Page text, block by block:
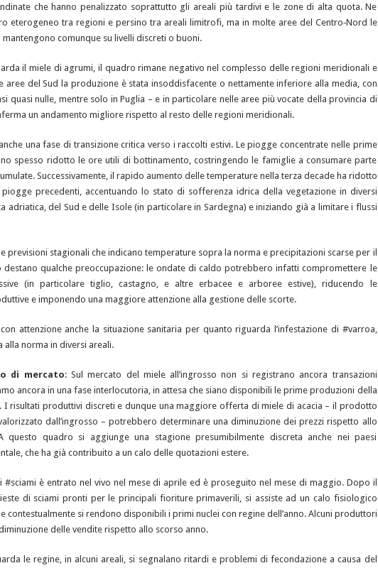
che hanno penalizzato soprattutto gli areali più tardivi e le zone di alta quota. Ne
eterogeneo tra regioni e persino tra areali limitrofi, ma in molte aree del Centro‑Nord le
mantengono comunque su livelli discreti o buoni.
il miele di agrumi, il quadro rimane negativo nel complesso delle regioni meridionali e
aree del Sud la produzione è stata insoddisfacente o nettamente inferiore alla media, con
quasi nulle, mentre solo in Puglia – e in particolare nelle aree più vocate della provincia di
un andamento migliore rispetto al resto delle regioni meridionali.
una fase di transizione critica verso i raccolti estivi. Le piogge concentrate nelle prime
spesso ridotto le ore utili di bottinamento, costringendo le famiglie a consumare parte
Successivamente, il rapido aumento delle temperature nella terza decade ha ridotto
precedenti, accentuando lo stato di sofferenza idrica della vegetazione in diversi
adriatica, del Sud e delle Isole (in particolare in Sardegna) e iniziando già a limitare i flussi
previsioni stagionali che indicano temperature sopra la norma e precipitazioni scarse per il
destano qualche preoccupazione: le ondate di caldo potrebbero infatti compromettere le
(in particolare tiglio, castagno, e altre erbacee e arboree estive), riducendo le
e imponendo una maggiore attenzione alla gestione delle scorte.
attenzione anche la situazione sanitaria per quanto riguarda l’infestazione di #varroa,
alla norma in diversi areali.
di mercato: Sul mercato del miele all’ingrosso non si registrano ancora transazioni
ancora in una fase interlocutoria, in attesa che siano disponibili le prime produzioni della
I risultati produttivi discreti e dunque una maggiore offerta di miele di acacia – il prodotto
dall’ingrosso – potrebbero determinare una diminuzione dei prezzi rispetto allo
questo quadro si aggiunge una stagione presumibilmente discreta anche nei paesi
che ha già contribuito a un calo delle quotazioni estere.
#sciami è entrato nel vivo nel mese di aprile ed è proseguito nel mese di maggio. Dopo il
di sciami pronti per le principali fioriture primaverili, si assiste ad un calo fisiologico
contestualmente si rendono disponibili i primi nuclei con regine dell’anno. Alcuni produttori
delle vendite rispetto allo scorso anno.
le regine, in alcuni areali, si segnalano ritardi e problemi di fecondazione a causa del